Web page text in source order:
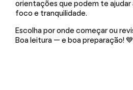
orientações que podem te ajudar
foco e tranquilidade.
Escolha por onde começar ou
Boa leitura — e boa preparação! 💙